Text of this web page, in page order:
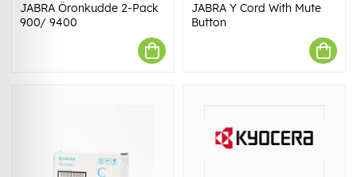
JABRA Öronkudde 2-Pack
900/ 9400
JABRA Y Cord With Mute
Button